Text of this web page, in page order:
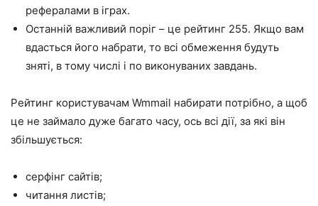
рефералами в іграх.
Останній важливий поріг – це рейтинг 255. Якщо вам
вдасться його набрати, то всі обмеження будуть
зняті, в тому числі і по виконуваних завдань.
Рейтинг користувачам Wmmail набирати потрібно, а щоб
це не займало дуже багато часу, ось всі дії, за які він
збільшується:
серфінг сайтів;
читання листів;